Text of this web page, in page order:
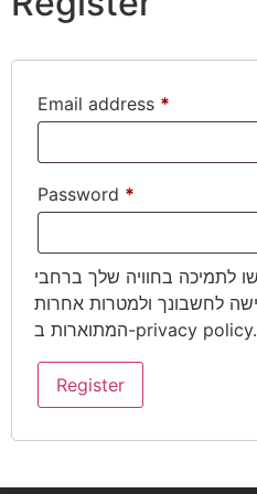
באתר מקבלים מגוון
Email address *
Password *
לתמיכה בחוויה שלך ברחבי
לחשבונך ולמטרות אחרות
המתוארות ב-privacy policy
Register